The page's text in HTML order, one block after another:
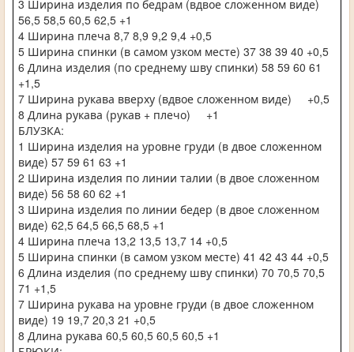
3 Ширина изделия по бедрам (вдвое сложенном виде)
56,5 58,5 60,5 62,5 +1
4 Ширина плеча 8,7 8,9 9,2 9,4 +0,5
5 Ширина спинки (в самом узком месте) 37 38 39 40 +0,5
6 Длина изделия (по среднему шву спинки) 58 59 60 61
+1,5
7 Ширина рукава вверху (вдвое сложенном виде) +0,5
8 Длина рукава (рукав + плечо) +1
БЛУЗКА:
1 Ширина изделия на уровне груди (в двое сложенном
виде) 57 59 61 63 +1
2 Ширина изделия по линии талии (в двое сложенном
виде) 56 58 60 62 +1
3 Ширина изделия по линии бедер (в двое сложенном
виде) 62,5 64,5 66,5 68,5 +1
4 Ширина плеча 13,2 13,5 13,7 14 +0,5
5 Ширина спинки (в самом узком месте) 41 42 43 44 +0,5
6 Длина изделия (по среднему шву спинки) 70 70,5 70,5
71 +1,5
7 Ширина рукава на уровне груди (в двое сложенном
виде) 19 19,7 20,3 21 +0,5
8 Длина рукава 60,5 60,5 60,5 60,5 +1